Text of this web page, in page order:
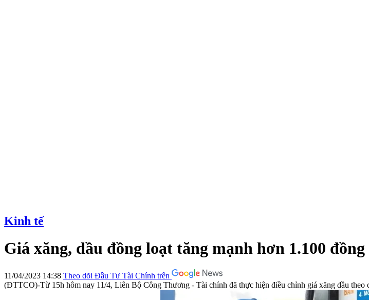
Kinh tế
Giá xăng, dầu đồng loạt tăng mạnh hơn 1.100 đồng
11/04/2023 14:38 Theo dõi Đầu Tư Tài Chính trên
(ĐTTCO)-Từ 15h hôm nay 11/4, Liên Bộ Công Thương - Tài chính đã thực hiện điều chỉnh giá xăng dầu theo